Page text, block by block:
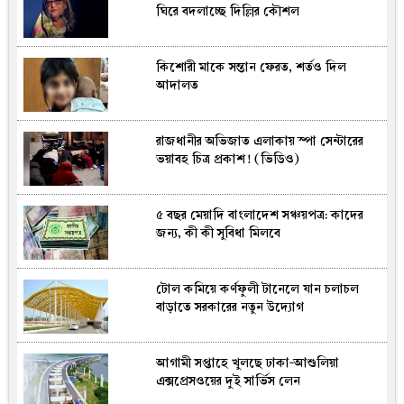
ধর‌নের ক্রিকেট থে‌কে দুই বছরের নি‌ষিদ্ধ হ‌লেন
কক্সবাজারে মহেশখালীতে যেসব কর্মসূচিতে
অংশ নেবেন প্রধানমন্ত্রী
আগামী আইপিএলে ‌খেল‌বেন না কো‌নো
অস্ট্রেলিয়ান?
ব্রাহ্মণবাড়িয়ায় জেলা পরিষদের উদ্যোগে
মেধাবী শিক্ষার্থীকে শিক্ষাবৃওি ও উপকরন
তাঁর কীর্তিকেও ছাপিয়ে যাবে বড় ছেলে, বিশ্বাস
করেন ক্রিশ্চিয়া‌নো রোনালদো
ট‌নি হেমিংয়ের অধীনে পিচ কিউরেটর
লেভেল-১ কোর্সের আয়োজন করছে বিসিবি
ঘিরে বদলাচ্ছে দিল্লির কৌশল
কিশোরী মাকে সন্তান ফেরত, শর্তও দিল
আদালত
রাজধানীর অভিজাত এলাকায় স্পা সেন্টারের
ভয়াবহ চিত্র প্রকাশ! (ভিডিও)
৫ বছর মেয়াদি বাংলাদেশ সঞ্চয়পত্র: কাদের
জন্য, কী কী সুবিধা মিলবে
টোল কমিয়ে কর্ণফুলী টানেলে যান চলাচল
বাড়াতে সরকারের নতুন উদ্যোগ
আগামী সপ্তাহে খুলছে ঢাকা-আশুলিয়া
এক্সপ্রেসওয়ের দুই সার্ভিস লেন